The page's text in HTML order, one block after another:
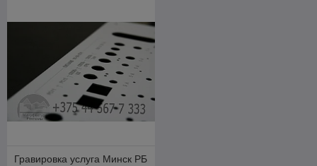
Гравировка услуга Минск РБ